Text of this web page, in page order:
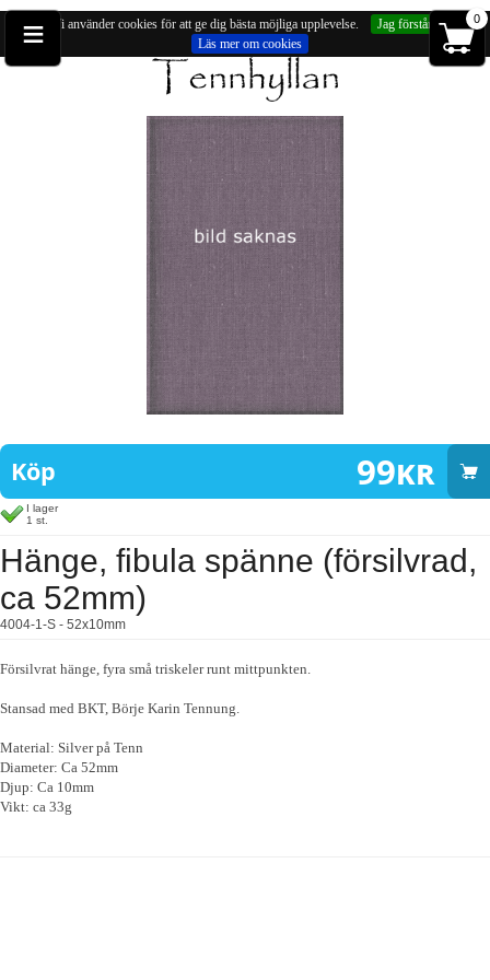
Vi använder cookies för att ge dig bästa möjliga upplevelse.
Jag förstår
Läs mer om cookies
≡ 0
» Hänge, fibula spänne (försilvrad, ca 52mm)
Hänge, fibula spänne (försilvrad,
ca 52mm)
4004-1-S - 52x10mm
Försilvrat hänge, fyra små triskeler runt mittpunkten.
Stansad med BKT, Börje Karin Tennung.
Material: Silver på Tenn
Diameter: Ca 52mm
Djup: Ca 10mm
Vikt: ca 33g
Köp 99kr
I lager
1 st.